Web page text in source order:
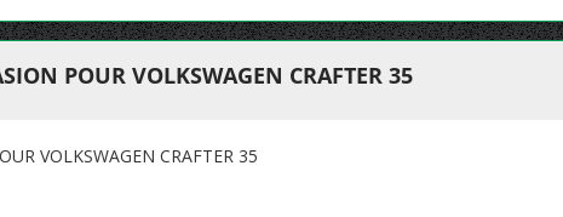
POUR VOLKSWAGEN CRAFTER 35
VOLKSWAGEN CRAFTER 35